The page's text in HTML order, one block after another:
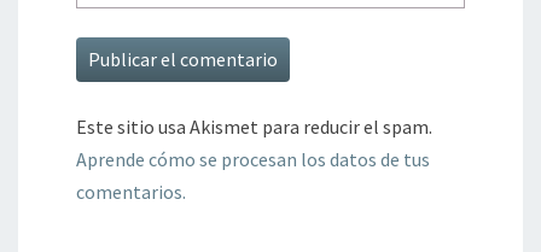
Este sitio usa Akismet para reducir el spam.
Aprende cómo se procesan los datos de tus
comentarios.